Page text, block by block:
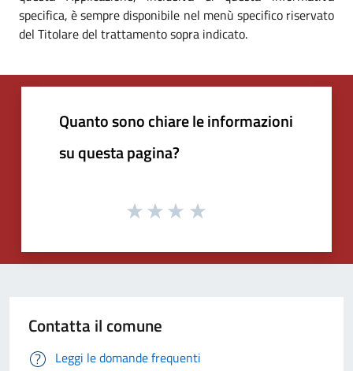
specifica, è sempre disponibile nel menù specifico riservato
del Titolare del trattamento sopra indicato.
Quanto sono chiare le informazioni
su questa pagina?
Contatta il comune
Leggi le domande frequenti